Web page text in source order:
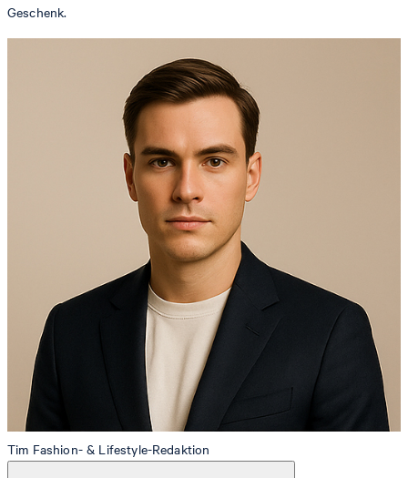
Geschenk.
Tim Fashion- & Lifestyle-Redaktion